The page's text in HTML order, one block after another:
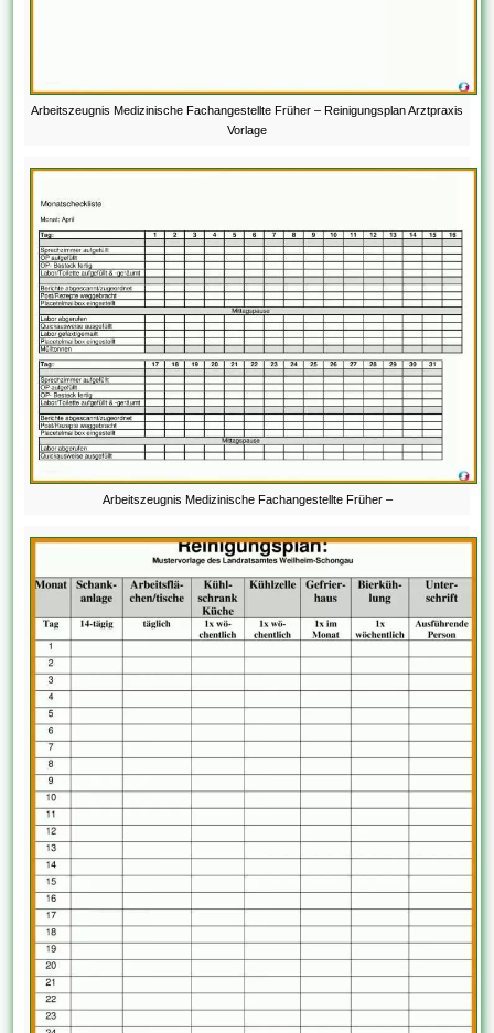
Arbeitszeugnis Medizinische Fachangestellte Früher – Reinigungsplan Arztpraxis
Vorlage
Arbeitszeugnis Medizinische Fachangestellte Früher –